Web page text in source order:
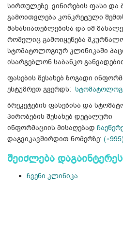
სირთულეზე. ვინირების ფასი და
გამოითვლება კონკრეტული
მახასიათებლებისა და იმ
რომელიც გამოიყენება
სტომატოლოგიურ კლინიკაში
ისარგებლონ საბანკო
ფასების შესახებ ზოგადი
ესტუმრეთ გვერდს:
ბრეკეტების ფასებისა და
პირობების შესახებ დეტალური
ინფორმაციის მისაღებად
დაგვიკავშირდით ნომერზე:
შეიძლება
ჩვენი კლინიკა